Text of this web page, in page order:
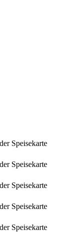
Speisekarte
Speisekarte
Speisekarte
Speisekarte
Speisekarte